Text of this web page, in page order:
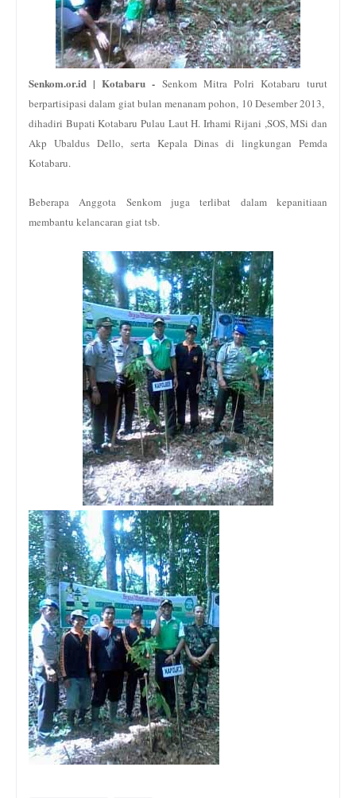
Senkom.or.id | Kotabaru - Senkom Mitra Polri Kotabaru turut
berpartisipasi dalam giat bulan menanam pohon, 10 Desember 2013,
dihadiri Bupati Kotabaru Pulau Laut H. Irhami Rijani ,SOS, MSi dan
Akp Ubaldus Dello, serta Kepala Dinas di lingkungan Pemda
Kotabaru.
Beberapa Anggota Senkom juga terlibat dalam kepanitiaan
membantu kelancaran giat tsb.